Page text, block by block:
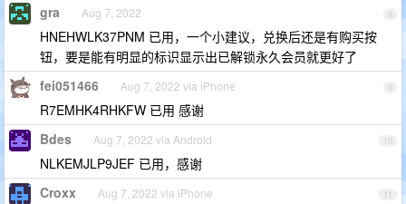
8
gra Aug 7, 2022
HNEHWLK37PNM 已用，一个小建议，兑换后还是有购买按
钮，要是能有明显的标识显示出已解锁永久会员就更好了
9
fei051466 Aug 7, 2022 via iPhone
R7EMHK4RHKFW 已用 感谢
10
Bdes Aug 7, 2022 via Android
NLKEMJLP9JEF 已用，感谢
11
Croxx Aug 7, 2022 via iPhone